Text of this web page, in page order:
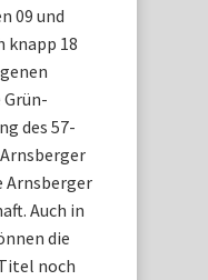
09 und
knapp 18
des 57-
Arnsberger
Auch in
die
noch